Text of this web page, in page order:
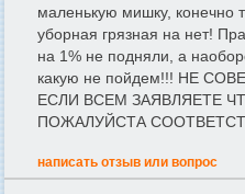
маленькую мишку, конечно
уборная грязная на нет!
на 1% не подняли, а
какую не пойдем!!! НЕ
ЕСЛИ ВСЕМ ЗАЯВЛЯЕТЕ
ПОЖАЛУЙСТА
написать отзыв или вопрос